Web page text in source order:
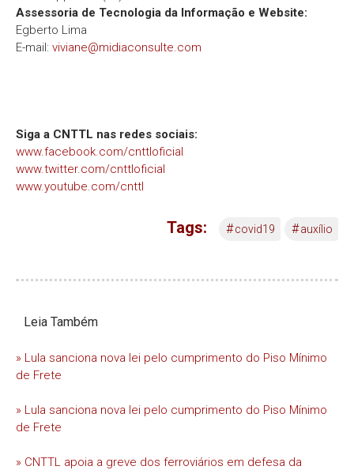
Assessoria de Tecnologia da Informação e Website:
Egberto Lima
E-mail: viviane@midiaconsulte.com
Siga a CNTTL nas redes sociais:
www.facebook.com/cnttloficial
www.twitter.com/cnttloficial
www.youtube.com/cnttl
Tags: #covid19 #auxílio
Leia Também
» Lula sanciona nova lei pelo cumprimento do Piso Mínimo
de Frete
» Lula sanciona nova lei pelo cumprimento do Piso Mínimo
de Frete
» CNTTL apoia a greve dos ferroviários em defesa da